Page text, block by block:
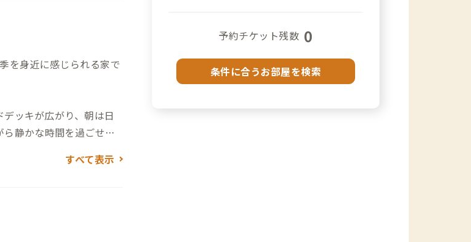
を身近に感じられる家で
ッキが広がり、朝は日
静かな時間を過ごせま
たりと過ごせます。
すべて表示
予約チケット残数 0
条件に合うお部屋を検索